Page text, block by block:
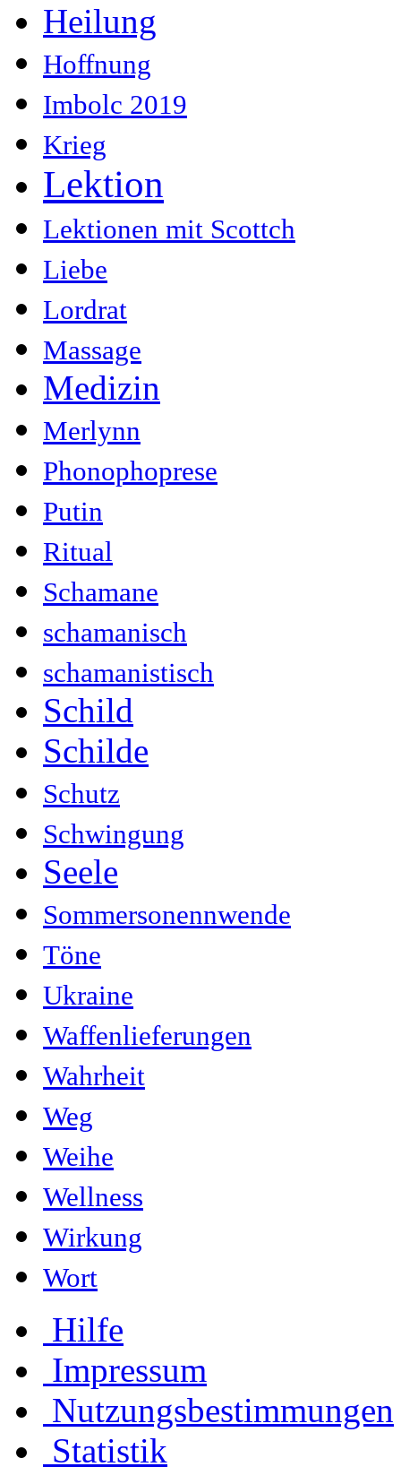
Heilung
Hoffnung
Imbolc 2019
Krieg
Lektion
Lektionen mit Scottch
Liebe
Lordrat
Massage
Medizin
Merlynn
Phonophoprese
Putin
Ritual
Schamane
schamanisch
schamanistisch
Schild
Schilde
Schutz
Schwingung
Seele
Sommersonennwende
Töne
Ukraine
Waffenlieferungen
Wahrheit
Weg
Weihe
Wellness
Wirkung
Wort
Hilfe
Impressum
Nutzungsbestimmungen
Statistik